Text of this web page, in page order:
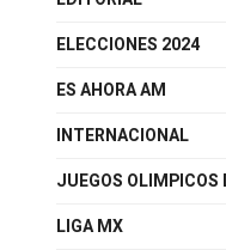
SELECCION
EDITORIAL
ELECCIONES 2024
ES AHORA AM
INTERNACIONAL